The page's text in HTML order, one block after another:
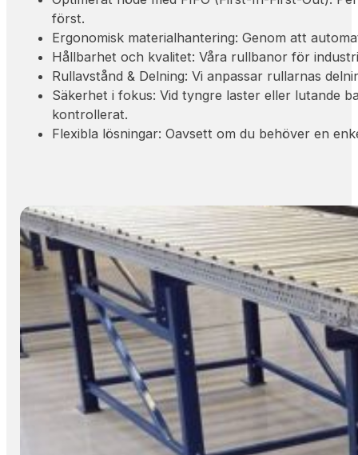
först.
Ergonomisk materialhantering: Genom att
Hållbarhet och kvalitet: Våra rullbanor för
Rullavstånd & Delning: Vi anpassar rullarnas
Säkerhet i fokus: Vid tyngre laster eller lutande
kontrollerat.
Flexibla lösningar: Oavsett om du behöver en